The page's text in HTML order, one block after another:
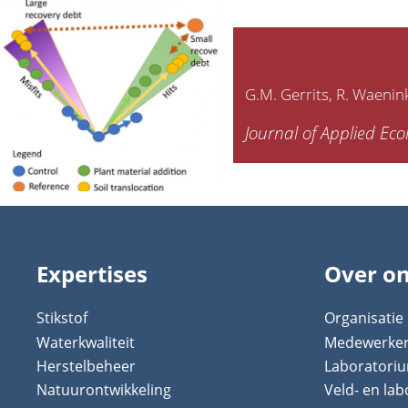
G.M. Gerrits R.
Journal of Applied
Expertises
Stikstof
Waterkwaliteit
Herstelbeheer
Natuurontwikkeling
Over
Organisatie
Veld- en